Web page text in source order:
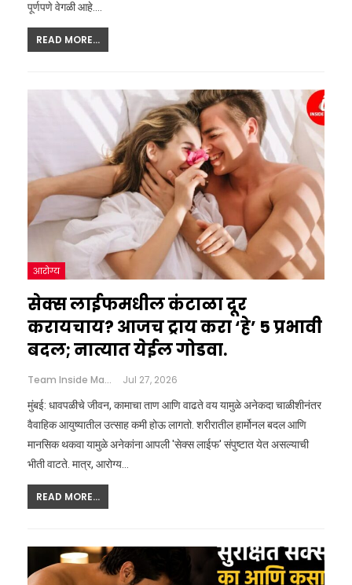
पूर्णपणे वेगळी आहे.…
READ MORE...
आरोग्य
सेक्स लाईफमधील कंटाळा दूर
करायचाय? आजच ट्राय करा ‘हे’ 5 प्रभावी
बदल; नात्यात येईल गोडवा.
Team Inside Marathi Jul 27, 2026
मुंबई: धावपळीचे जीवन, कामाचा ताण आणि वाढते वय यामुळे अनेकदा चाळीशीनंतर
वैवाहिक आयुष्यातील उत्साह कमी होऊ लागतो. शरीरातील हार्मोनल बदल आणि
मानसिक थकवा यामुळे अनेकांना आपली 'सेक्स लाईफ' संपुष्टात येत असल्याची
भीती वाटते. मात्र, आरोग्य…
READ MORE...